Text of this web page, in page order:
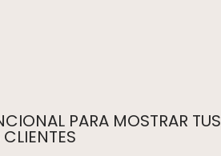
PARA MOSTRAR TUS